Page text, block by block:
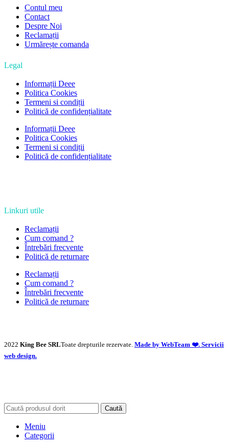
Contul meu
Contact
Despre Noi
Reclamații
Urmărește comanda
Legal
Informații Deee
Politica Cookies
Termeni si condiții
Politică de confidențialitate
Informații Deee
Politica Cookies
Termeni si condiții
Politică de confidențialitate
Linkuri utile
Reclamații
Cum comand ?
Întrebări frecvente
Politică de returnare
Reclamații
Cum comand ?
Întrebări frecvente
Politică de returnare
2022 King Bee SRLToate drepturile rezervate. Made by WebTeam ❤️. Servicii
web design.
Caută
Meniu
Categorii